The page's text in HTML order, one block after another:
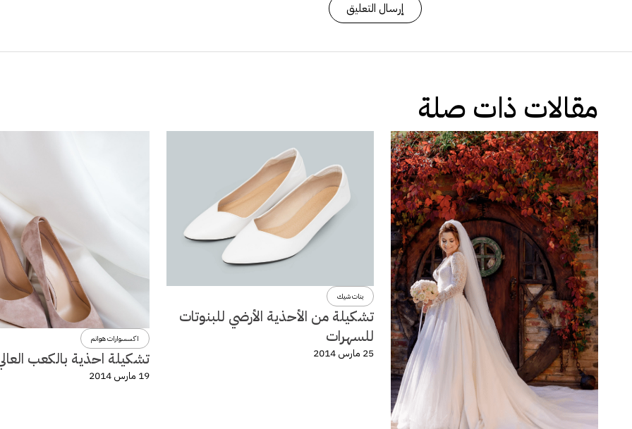
مقالات ذات صلة
بنات شيك
تشكيلة من الأحذية الأرضي للبنوتات
للسهرات
25 مارس 2014
اكسسوارات هوانم
تشكيلة احذية بالكعب
19 مارس 2014